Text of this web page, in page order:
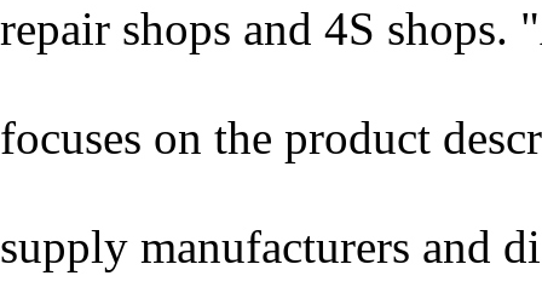
repair shops and 4S shops.
focuses on the product
supply manufacturers and